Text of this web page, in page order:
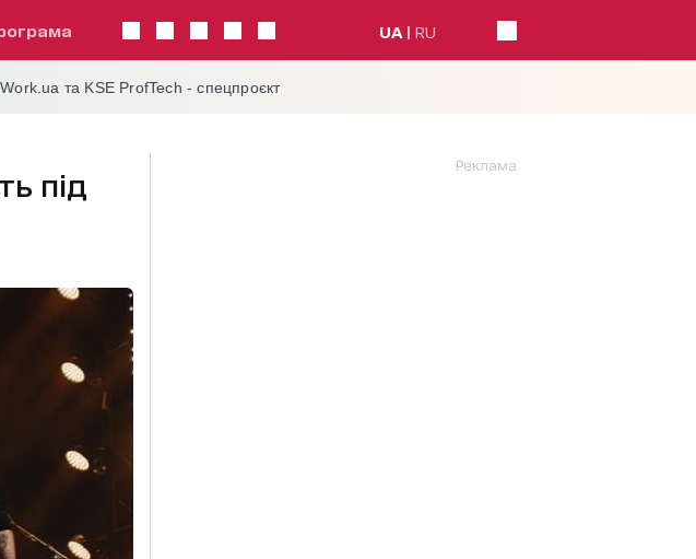
UA RU
та KSE ProfTech - спецпроєкт
під
Реклама